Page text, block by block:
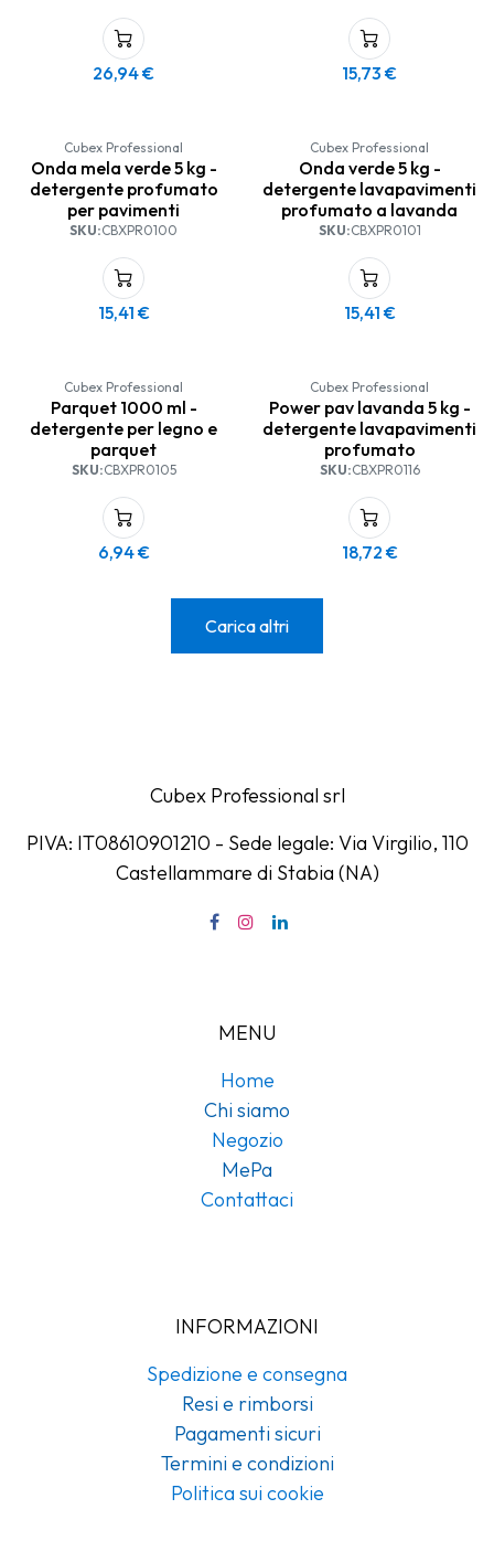
26,94€ 15,73 €
Cubex Professional
Onda mela verde 5 kg -
detergente profumato
per pavimenti
SKU:CBXPR0100
15,41 €
Cubex Professional
Onda verde 5 kg -
detergente lavapavimenti
profumato a lavanda
SKU:CBXPR0101
15,41 €
Cubex Professional
Parquet 1000 ml -
detergente per legno e
parquet
SKU:CBXPR0105
6,94€
Cubex Professional
Power pav lavanda 5 kg -
detergente lavapavimenti
profumato
SKU:CBXPR0116
18,72 €
Carica altri
Cubex Professional srl
PIVA: IT08610901210 - Sede legale: Via Virgilio, 110
Castellammare di Stabia (NA)
MENU
Home
Chi siamo
Negozio
MePa
Contattaci
INFORMAZIONI
Spedizione e consegna
Resi e rimborsi
Pagamenti sicuri
Termini e condizioni
Politica sui cookie